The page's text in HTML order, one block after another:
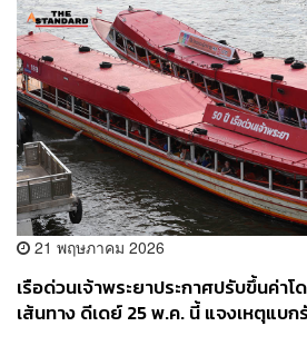
21 พฤษภาคม 2026
เรือด่วนเจ้าพระยาประกาศปรับขึ้นค่าโ
เส้นทาง ดีเดย์ 25 พ.ค. นี้ แจงเหตุแบก